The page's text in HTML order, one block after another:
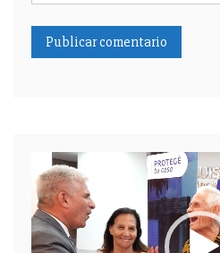
Reproductor
de
video